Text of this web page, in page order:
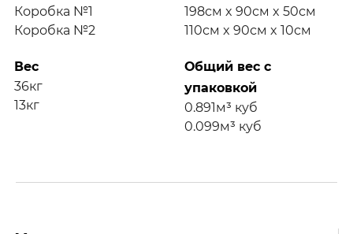
Коробка №1
Коробка №2
198см x 90см x 50см
110см x 90см x 10см
Вес
36кг
13кг
Общий вес с
упаковкой
0.891м³ куб
0.099м³ куб